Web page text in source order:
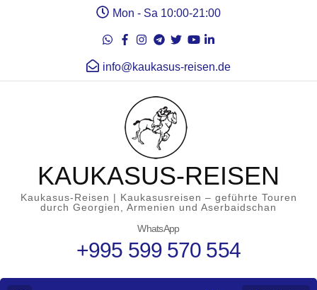
Mon - Sa 10:00-21:00
info@kaukasus-reisen.de
KAUKASUS-REISEN
Kaukasus-Reisen | Kaukasusreisen – geführte Touren
durch Georgien, Armenien und Aserbaidschan
WhatsApp
+995 599 570 554